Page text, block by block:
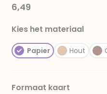
6,49
Kies het materiaal
Papier Hout
Formaat kaart